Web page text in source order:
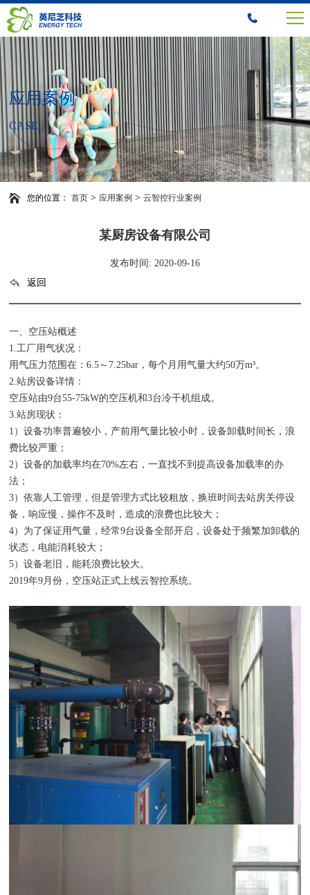
应用案例
CASE
您的位置： 首页 > 应用案例 >云智控行业案例
某厨房设备有限公司
发布时间: 2020-09-16
返回
一、空压站概述
1.工厂用气状况：
用气压力范围在：6.5～7.25bar，每个月用气量大约50万m³。
2.站房设备详情：
空压站由9台55-75kW的空压机和3台冷干机组成。
3.站房现状：
1）设备功率普遍较小，产前用气量比较小时，设备卸载时间长，浪
费比较严重；
2）设备的加载率均在70%左右，一直找不到提高设备加载率的办
法；
3）依靠人工管理，但是管理方式比较粗放，换班时间去站房关停设
备，响应慢，操作不及时，造成的浪费也比较大；
4）为了保证用气量，经常9台设备全部开启，设备处于频繁加卸载的
状态，电能消耗较大；
5）设备老旧，能耗浪费比较大。
2019年9月份，空压站正式上线云智控系统。